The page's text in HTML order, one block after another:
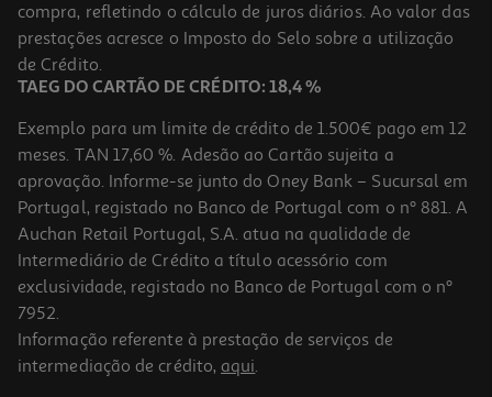
3.99 €/un
3,99 €
Copo Decorado Vidro 345ml
compra, refletindo o cálculo de juros diários. Ao valor das
prestações acresce o Imposto do Selo sobre a utilização
de Crédito.
TAEG DO CARTÃO DE CRÉDITO: 18,4 %
Exemplo para um limite de crédito de 1.500€ pago em 12
meses. TAN 17,60 %. Adesão ao Cartão sujeita a
aprovação. Informe-se junto do Oney Bank – Sucursal em
Portugal, registado no Banco de Portugal com o nº 881. A
Auchan Retail Portugal, S.A. atua na qualidade de
Intermediário de Crédito a título acessório com
exclusividade, registado no Banco de Portugal com o nº
7952.
Informação referente à prestação de serviços de
intermediação de crédito, aqui.